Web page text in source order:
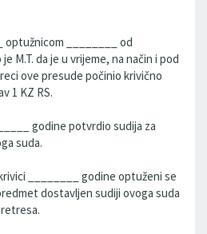
optužnicom ________ od
M.T. da je u vrijeme, na način i pod
ove presude počinio krivično
1 KZ RS.
godine potvrdio sudija za
suda.
________ godine optuženi se
dostavljen sudiji ovoga suda